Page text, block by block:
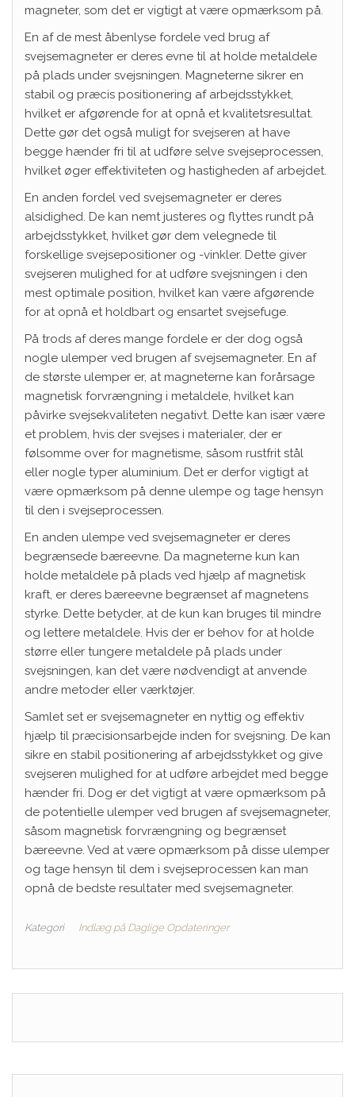
magneter, som det er vigtigt at være opmærksom på.
En af de mest åbenlyse fordele ved brug af
svejsemagneter er deres evne til at holde metaldele
på plads under svejsningen. Magneterne sikrer en
stabil og præcis positionering af arbejdsstykket,
hvilket er afgørende for at opnå et kvalitetsresultat.
Dette gør det også muligt for svejseren at have
begge hænder fri til at udføre selve svejseprocessen,
hvilket øger effektiviteten og hastigheden af arbejdet.
En anden fordel ved svejsemagneter er deres
alsidighed. De kan nemt justeres og flyttes rundt på
arbejdsstykket, hvilket gør dem velegnede til
forskellige svejsepositioner og -vinkler. Dette giver
svejseren mulighed for at udføre svejsningen i den
mest optimale position, hvilket kan være afgørende
for at opnå et holdbart og ensartet svejsefuge.
På trods af deres mange fordele er der dog også
nogle ulemper ved brugen af svejsemagneter. En af
de største ulemper er, at magneterne kan forårsage
magnetisk forvrængning i metaldele, hvilket kan
påvirke svejsekvaliteten negativt. Dette kan især være
et problem, hvis der svejses i materialer, der er
følsomme over for magnetisme, såsom rustfrit stål
eller nogle typer aluminium. Det er derfor vigtigt at
være opmærksom på denne ulempe og tage hensyn
til den i svejseprocessen.
En anden ulempe ved svejsemagneter er deres
begrænsede bæreevne. Da magneterne kun kan
holde metaldele på plads ved hjælp af magnetisk
kraft, er deres bæreevne begrænset af magnetens
styrke. Dette betyder, at de kun kan bruges til mindre
og lettere metaldele. Hvis der er behov for at holde
større eller tungere metaldele på plads under
svejsningen, kan det være nødvendigt at anvende
andre metoder eller værktøjer.
Samlet set er svejsemagneter en nyttig og effektiv
hjælp til præcisionsarbejde inden for svejsning. De kan
sikre en stabil positionering af arbejdsstykket og give
svejseren mulighed for at udføre arbejdet med begge
hænder fri. Dog er det vigtigt at være opmærksom på
de potentielle ulemper ved brugen af svejsemagneter,
såsom magnetisk forvrængning og begrænset
bæreevne. Ved at være opmærksom på disse ulemper
og tage hensyn til dem i svejseprocessen kan man
opnå de bedste resultater med svejsemagneter.
Kategori Indlæg på Daglige Opdateringer